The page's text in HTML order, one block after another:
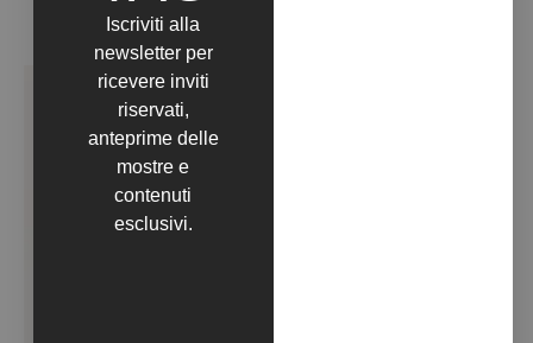
RECITANDO L’INNO D’ITALIA A TESTA IN GIÙ (2020)
Iscriviti alla
newsletter per
ricevere inviti
riservati,
anteprime delle
mostre e
contenuti
esclusivi.